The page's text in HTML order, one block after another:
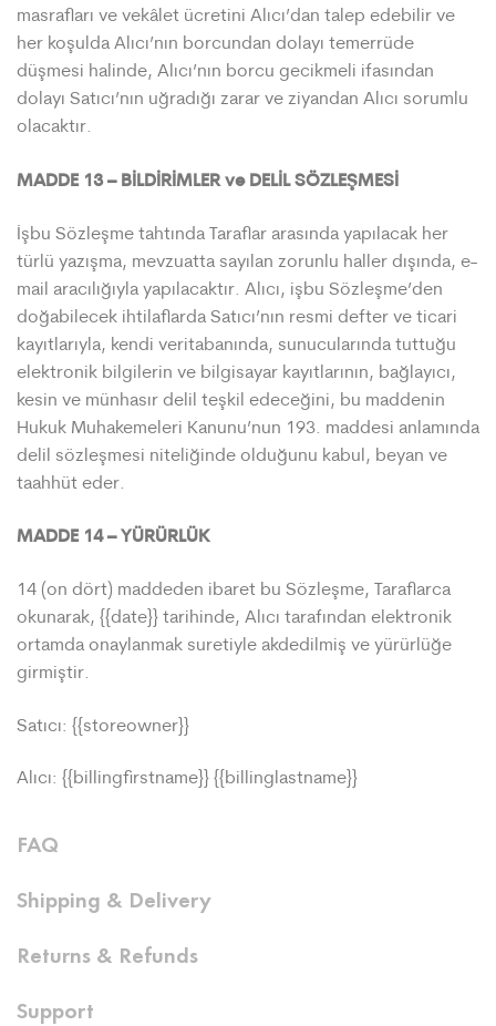
FAQ
Shipping & Delivery
Returns & Refunds
Support
masrafları ve vekâlet ücretini Alıcı’dan talep edebilir ve
her koşulda Alıcı’nın borcundan dolayı temerrüde
düşmesi halinde, Alıcı’nın borcu gecikmeli ifasından
dolayı Satıcı’nın uğradığı zarar ve ziyandan Alıcı sorumlu
olacaktır.
MADDE 13 – BİLDİRİMLER ve DELİL SÖZLEŞMESİ
İşbu Sözleşme tahtında Taraflar arasında yapılacak her
türlü yazışma, mevzuatta sayılan zorunlu haller dışında, e-
mail aracılığıyla yapılacaktır. Alıcı, işbu Sözleşme’den
doğabilecek ihtilaflarda Satıcı’nın resmi defter ve ticari
kayıtlarıyla, kendi veritabanında, sunucularında tuttuğu
elektronik bilgilerin ve bilgisayar kayıtlarının, bağlayıcı,
kesin ve münhasır delil teşkil edeceğini, bu maddenin
Hukuk Muhakemeleri Kanunu’nun 193. maddesi anlamında
delil sözleşmesi niteliğinde olduğunu kabul, beyan ve
taahhüt eder.
MADDE 14 – YÜRÜRLÜK
14 (on dört) maddeden ibaret bu Sözleşme, Taraflarca
okunarak, {{date}} tarihinde, Alıcı tarafından elektronik
ortamda onaylanmak suretiyle akdedilmiş ve yürürlüğe
girmiştir.
Satıcı: {{storeowner}}
Alıcı: {{billingfirstname}} {{billinglastname}}